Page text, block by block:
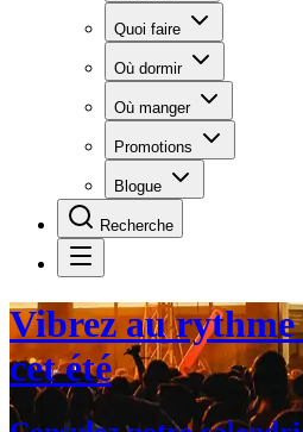
Quoi faire
Où dormir
Où manger
Promotions
Blogue
Recherche
Vibrez au rythme
cet été